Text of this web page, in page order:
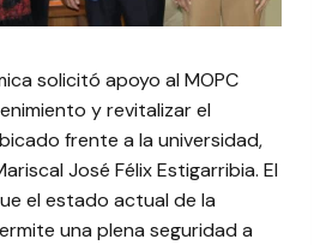
solicitó apoyo al MOPC
y revitalizar el
frente a la universidad,
José Félix Estigarribia. El
el estado actual de la
una plena seguridad a